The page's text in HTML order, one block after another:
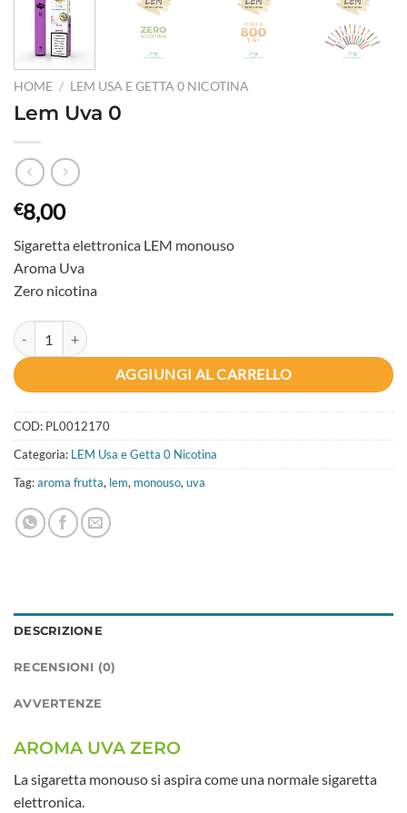
HOME / LEM USA E GETTA 0 NICOTINA
Lem Uva 0
€8,00
Sigaretta elettronica LEM monouso
Aroma Uva
Zero nicotina
Lem Uva 0 quantità
AGGIUNGI AL CARRELLO
COD: PL0012170
Categoria: LEM Usa e Getta 0 Nicotina
Tag:aroma frutta, lem, monouso, uva
DESCRIZIONE
RECENSIONI (0)
AVVERTENZE
AROMA UVA ZERO
La sigaretta monouso si aspira come una normale sigaretta
elettronica.